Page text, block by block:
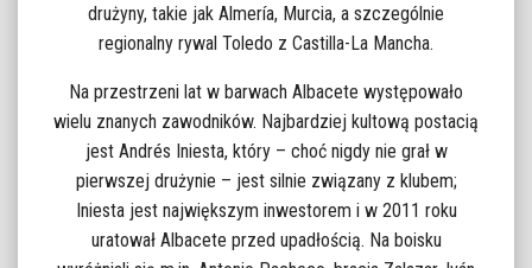
drużyny, takie jak Almería, Murcia, a szczególnie
regionalny rywal Toledo z Castilla-La Mancha.
Na przestrzeni lat w barwach Albacete występowało
wielu znanych zawodników. Najbardziej kultową postacią
jest Andrés Iniesta, który – choć nigdy nie grał w
pierwszej drużynie – jest silnie związany z klubem;
Iniesta jest największym inwestorem i w 2011 roku
uratował Albacete przed upadłością. Na boisku